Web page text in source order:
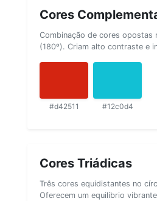
Cores
Combinação de cores opostas
(180º). Criam alto contraste e
#d42511 #12c0d4
Cores Triádicas
Três cores equidistantes no
Oferecem um equilíbrio